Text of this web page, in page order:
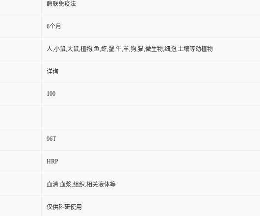
酶联免疫法
6个月
人,小鼠,大鼠,植物,鱼,虾,蟹,牛,羊,狗,猫,微生物,细胞,土壤等动植物
详询
100
96T
HRP
血清.血浆.组织.相关液体等
仅供科研使用